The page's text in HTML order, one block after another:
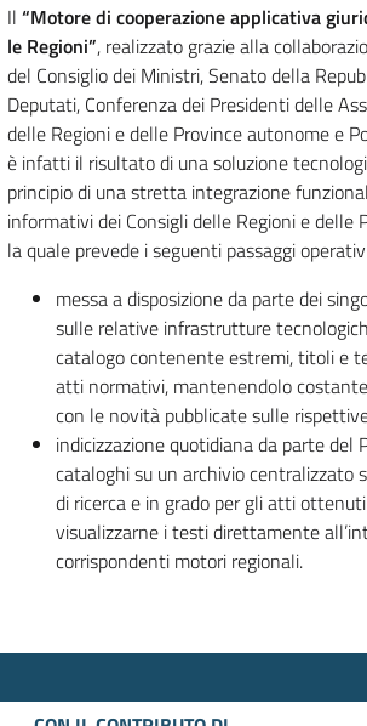
Il “Motore di cooperazione applicativa
le Regioni”, realizzato grazie alla
del Consiglio dei Ministri, Senato della
Deputati, Conferenza dei Presidenti delle
delle Regioni e delle Province autonome e
è infatti il risultato di una soluzione
principio di una stretta integrazione
informativi dei Consigli delle Regioni e delle
la quale prevede i seguenti passaggi
messa a disposizione da parte dei
sulle relative infrastrutture
catalogo contenente estremi, titoli e
atti normativi, mantenendolo
con le novità pubblicate sulle
indicizzazione quotidiana da parte del
cataloghi su un archivio centralizzato
di ricerca e in grado per gli atti
visualizzarne i testi direttamente
corrispondenti motori regionali.